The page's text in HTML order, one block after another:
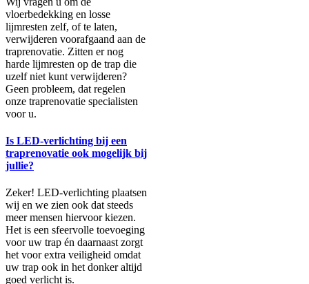
vloerbedekking en losse
lijmresten zelf, of te laten,
verwijderen voorafgaand aan de
traprenovatie. Zitten er nog
harde lijmresten op de trap die
uzelf niet kunt verwijderen?
Geen probleem, dat regelen
onze traprenovatie specialisten
voor u.
Is LED-verlichting bij een
traprenovatie ook mogelijk bij
jullie?
Zeker! LED-verlichting plaatsen
wij en we zien ook dat steeds
meer mensen hiervoor kiezen.
Het is een sfeervolle toevoeging
voor uw trap én daarnaast zorgt
het voor extra veiligheid omdat
uw trap ook in het donker altijd
goed verlicht is.